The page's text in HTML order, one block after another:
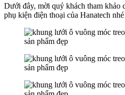
Dưới đây, mời quý khách tham khảo
phụ kiện điện thoại của Hanatech nhé